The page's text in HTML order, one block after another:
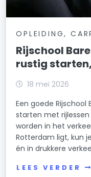
OPLEIDING,
Rijschool
rustig
18 mei 2026
Een goede
starten met
worden in het
Rotterdam ligt, kun
én in drukkere
LEES VERDER